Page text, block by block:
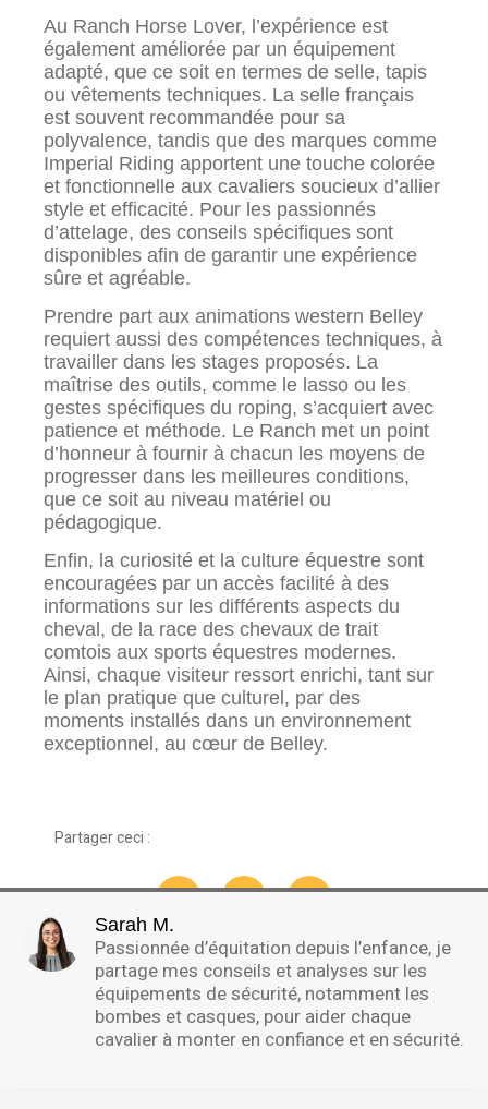
Au Ranch Horse Lover, l’expérience est
également améliorée par un équipement
adapté, que ce soit en termes de selle, tapis
ou vêtements techniques. La selle français
est souvent recommandée pour sa
polyvalence, tandis que des marques comme
Imperial Riding apportent une touche colorée
et fonctionnelle aux cavaliers soucieux d’allier
style et efficacité. Pour les passionnés
d’attelage, des conseils spécifiques sont
disponibles afin de garantir une expérience
sûre et agréable.
Prendre part aux animations western Belley
requiert aussi des compétences techniques, à
travailler dans les stages proposés. La
maîtrise des outils, comme le lasso ou les
gestes spécifiques du roping, s’acquiert avec
patience et méthode. Le Ranch met un point
d’honneur à fournir à chacun les moyens de
progresser dans les meilleures conditions,
que ce soit au niveau matériel ou
pédagogique.
Enfin, la curiosité et la culture équestre sont
encouragées par un accès facilité à des
informations sur les différents aspects du
cheval, de la race des chevaux de trait
comtois aux sports équestres modernes.
Ainsi, chaque visiteur ressort enrichi, tant sur
le plan pratique que culturel, par des
moments installés dans un environnement
exceptionnel, au cœur de Belley.
Partager ceci :
Sarah M.
Passionnée d’équitation depuis l’enfance, je
partage mes conseils et analyses sur les
équipements de sécurité, notamment les
bombes et casques, pour aider chaque
cavalier à monter en confiance et en sécurité.